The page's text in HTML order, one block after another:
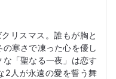
リスマス。誰もが胸と
寒さで凍った心を優し
「聖なる一夜」は恋す
2人が永遠の愛を誓う舞